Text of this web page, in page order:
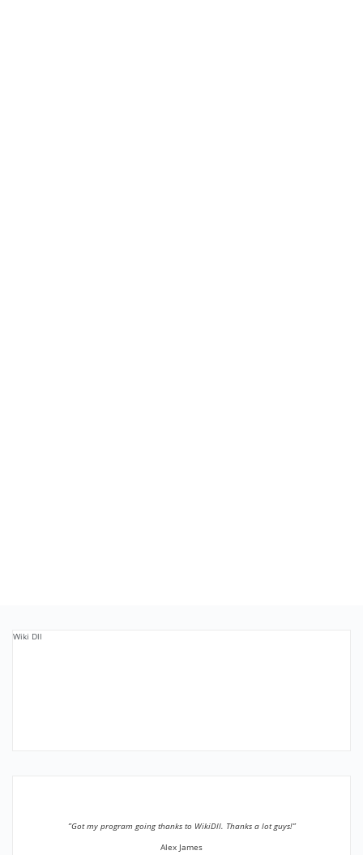
Wiki Dll
”Got my program going thanks to WikiDll. Thanks a lot guys!”
Alex James